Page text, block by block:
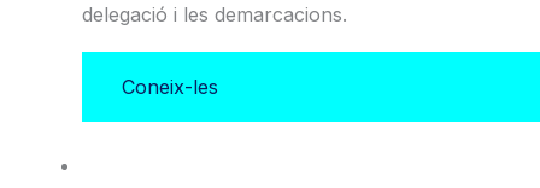
delegació i les demarcacions.
Coneix-les